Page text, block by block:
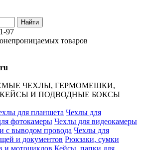
97
товаров
ЧЕХЛЫ, ГЕРМОМЕШКИ,
И ПОДВОДНЫЕ БОКСЫ
для планшета Чехлы для
фотокамеры Чехлы для видеокамеры
с выводом провода Чехлы для
и документов Рюкзаки, сумки
и мотоциклов Кейсы, папки для